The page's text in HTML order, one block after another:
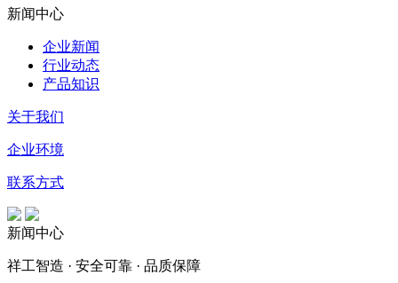
新闻中心
企业新闻
行业动态
产品知识
关于我们
企业环境
联系方式
新闻中心
祥工智造 · 安全可靠 · 品质保障